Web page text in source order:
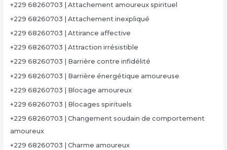
+229 68260703 | Attachement amoureux spirituel
+229 68260703 | Attachement inexpliqué
+229 68260703 | Attirance affective
+229 68260703 | Attraction irrésistible
+229 68260703 | Barrière contre infidélité
+229 68260703 | Barrière énergétique amoureuse
+229 68260703 | Blocage amoureux
+229 68260703 | Blocages spirituels
+229 68260703 | Changement soudain de comportement
amoureux
+229 68260703 | Charme amoureux